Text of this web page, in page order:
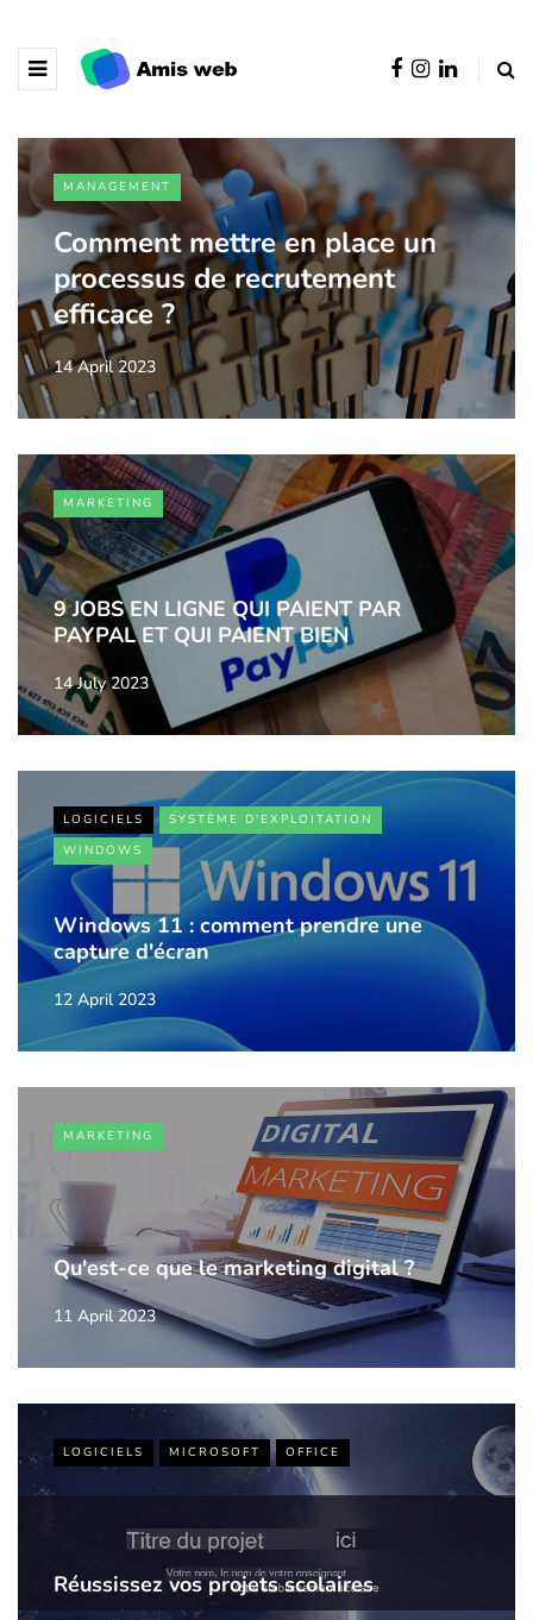
MANAGEMENT
Comment mettre en place un
processus de recrutement
efficace ?
14 April 2023
MARKETING
9 JOBS EN LIGNE QUI PAIENT PAR
PAYPAL ET QUI PAIENT BIEN
14 July 2023
LOGICIELS
SYSTÈME D'EXPLOITATION
WINDOWS
Windows 11 : comment prendre une
capture d'écran
12 April 2023
MARKETING
Qu'est-ce que le marketing digital ?
11 April 2023
LOGICIELS MICROSOFT OFFICE
Réussissez vos projets scolaires